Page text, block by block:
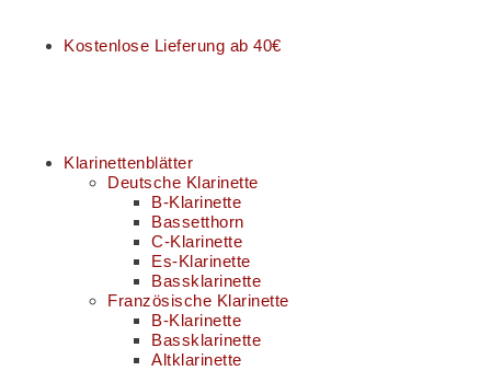
Kostenlose Lieferung ab 40€
Klarinettenblätter
Deutsche Klarinette
B-Klarinette
Bassetthorn
C-Klarinette
Es-Klarinette
Bassklarinette
Französische Klarinette
B-Klarinette
Bassklarinette
Altklarinette